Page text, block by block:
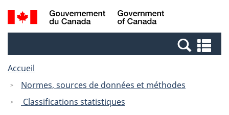
Passer
au
Passer
à
Canada
Recherche
et
et
Accueil
Normes, sources de données et méthodes
Classifications statistiques